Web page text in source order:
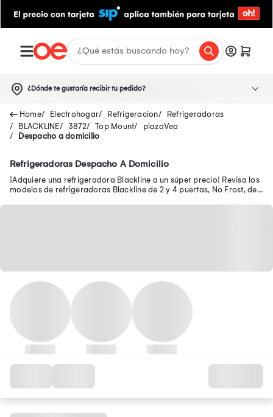
¿Dónde te gustaría recibir tu pedido?
Electrohogar Refrigeracion
Refrigeradoras
BLACKLINE
3872 Top Mount
plazaVea
Despacho a domicilio
Refrigeradoras Despacho A Domicilio
¡Adquiere una refrigeradora Blackline a un súper precio! Revisa los
modelos de refrigeradoras Blackline de 2 y 4 puertas, No Frost, de